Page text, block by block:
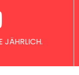
JÄHRLICH.